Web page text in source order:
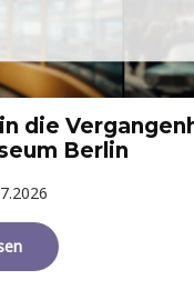
die
Berlin